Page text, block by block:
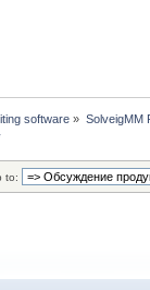
software » SolveigMM
to: